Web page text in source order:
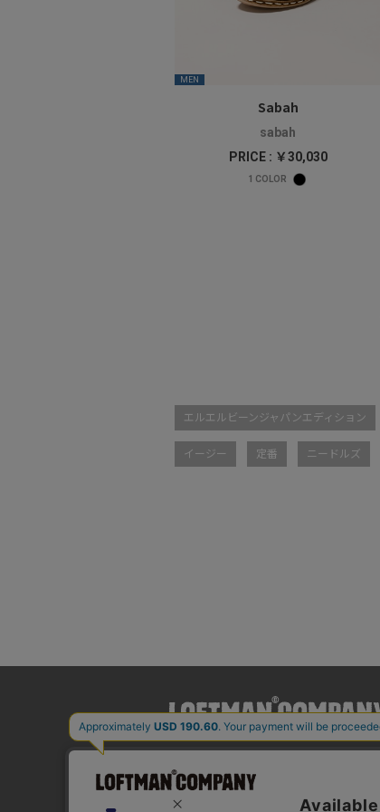
MEN
Sabah
sabah
PRICE : ￥30,030
1 COLOR
エルエルビーンジャパンエディション
イージー 定番 ニードルズ
BLOG ITEM